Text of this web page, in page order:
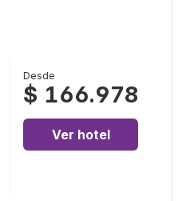
Desde
$ 166.978
Ver hotel